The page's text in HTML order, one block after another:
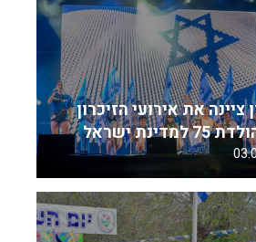
ציינה את אירועי הזיכרון
ישראל